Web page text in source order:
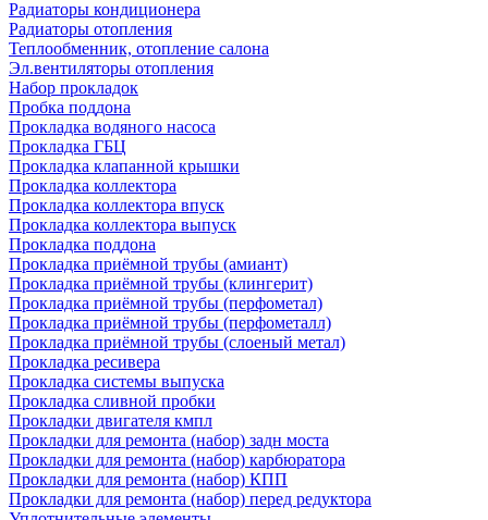
Радиаторы кондиционера
Радиаторы отопления
Теплообменник, отопление салона
Эл.вентиляторы отопления
Набор прокладок
Пробка поддона
Прокладка водяного насоса
Прокладка ГБЦ
Прокладка клапанной крышки
Прокладка коллектора
Прокладка коллектора впуск
Прокладка коллектора выпуск
Прокладка поддона
Прокладка приёмной трубы (амиант)
Прокладка приёмной трубы (клингерит)
Прокладка приёмной трубы (перфометал)
Прокладка приёмной трубы (перфометалл)
Прокладка приёмной трубы (слоеный метал)
Прокладка ресивера
Прокладка системы выпуска
Прокладка сливной пробки
Прокладки двигателя кмпл
Прокладки для ремонта (набор) задн моста
Прокладки для ремонта (набор) карбюратора
Прокладки для ремонта (набор) КПП
Прокладки для ремонта (набор) перед редуктора